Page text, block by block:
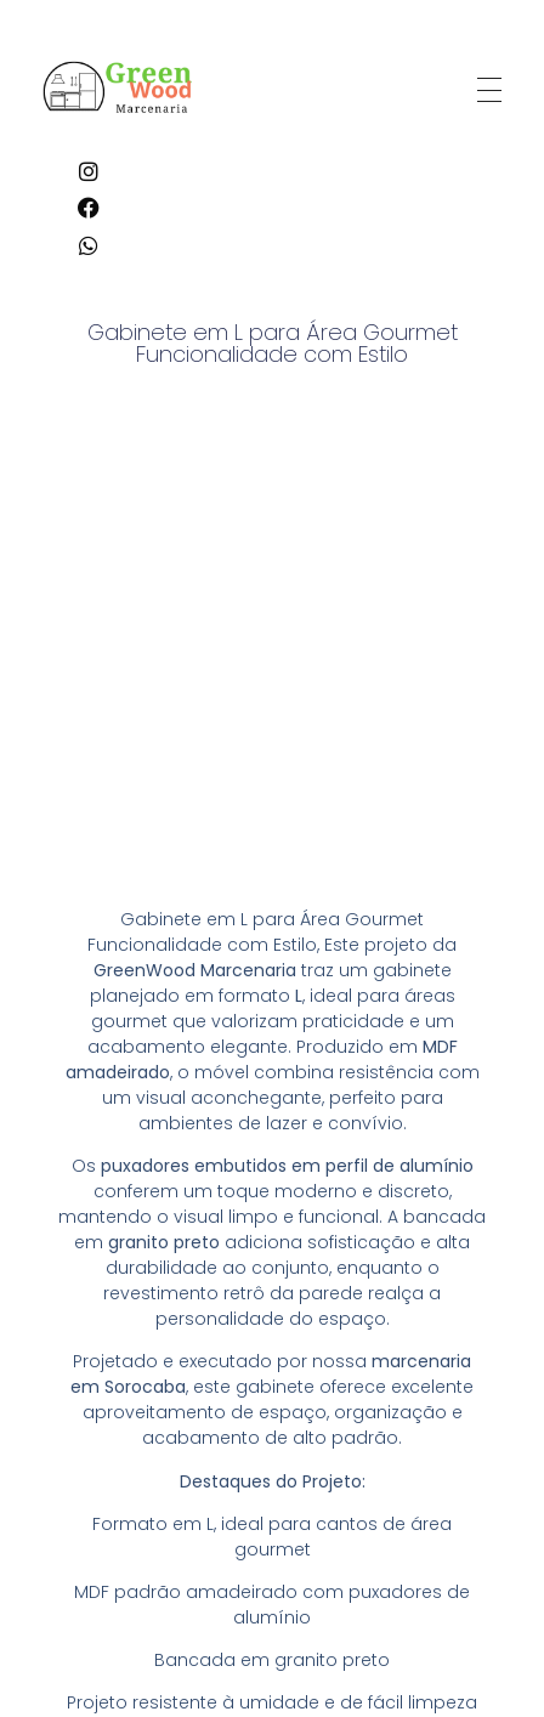
GreenWood Marcenaria e Planejados
Gabinete em L para Área Gourmet
Funcionalidade com Estilo
Gabinete em L para Área Gourmet
Funcionalidade com Estilo, Este projeto da
GreenWood Marcenaria traz um gabinete
planejado em formato L, ideal para áreas
gourmet que valorizam praticidade e um
acabamento elegante. Produzido em MDF
amadeirado, o móvel combina resistência com
um visual aconchegante, perfeito para
ambientes de lazer e convívio.
Os puxadores embutidos em perfil de alumínio
conferem um toque moderno e discreto,
mantendo o visual limpo e funcional. A bancada
em granito preto adiciona sofisticação e alta
durabilidade ao conjunto, enquanto o
revestimento retrô da parede realça a
personalidade do espaço.
Projetado e executado por nossa marcenaria
em Sorocaba, este gabinete oferece excelente
aproveitamento de espaço, organização e
acabamento de alto padrão.
Destaques do Projeto:
Formato em L, ideal para cantos de área
gourmet
MDF padrão amadeirado com puxadores de
alumínio
Bancada em granito preto
Projeto resistente à umidade e de fácil limpeza